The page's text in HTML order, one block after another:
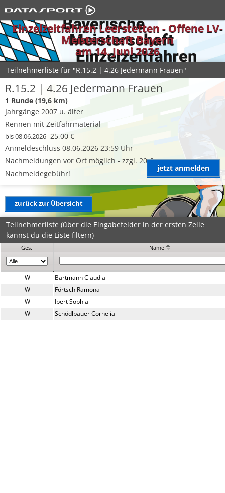
Einzelzeitfahren Leerstetten - Offene LV-
Meisterschaft Bayern
am 14. Juni 2026
Teilnehmerliste für "R.15.2 | 4.26 Jedermann Frauen"
R.15.2 | 4.26 Jedermann Frauen
1 Runde (19,6 km)
Jahrgänge 2007 u. älter
Rennen mit Zeitfahrmaterial
bis 08.06.2026 25,00 €
Anmeldeschluss 08.06.2026 23:59 Uhr -
Nachmeldungen vor Ort möglich - zzgl. 20 €
Nachmeldegebühr!
jetzt anmelden
zurück zur Übersicht
Teilnehmerliste (über die Eingabefelder in der ersten Zeile
kannst du die Liste filtern)
Ges. Name
W
Bartmann Claudia
W
Förtsch Ramona
W
Ibert Sophia
W
Schödlbauer Cornelia